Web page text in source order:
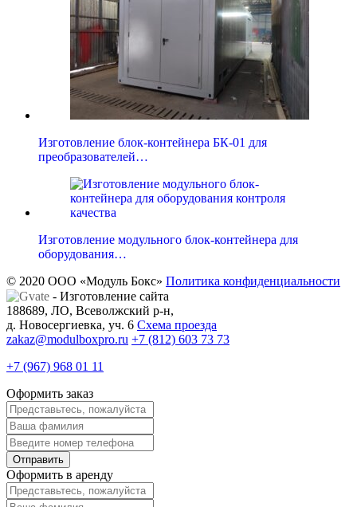
Изготовление блок-контейнера БК-01 для
преобразователей…
Изготовление модульного блок-контейнера для
оборудования…
© 2020 ООО «Модуль Бокс» Политика конфиденциальности
- Изготовление сайта
188689, ЛО, Всеволжский р-н,
д. Новосергиевка, уч. 6 Схема проезда
zakaz@modulboxpro.ru +7 (812) 603 73 73
+7 (967) 968 01 11
Оформить заказ
Оформить в аренду